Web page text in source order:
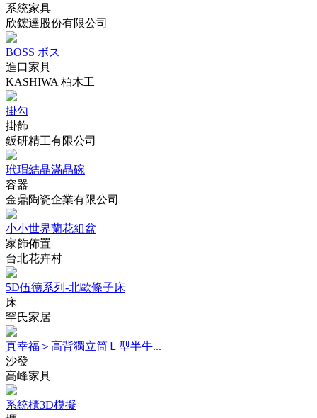
系統家具
欣鋐達股份有限公司
BOSS ボス
進口家具
KASHIWA 柏木工
掛勾
掛飾
鈑研精工有限公司
玳瑁結晶滿晶碗
容器
金鼎陶瓷企業有限公司
小小世界蘭花組盆
家飾佈置
台北花卉村
5D伍德系列-北歐條子床
床
罕氏家居
真幸福＞高背獨立筒Ｌ型半牛...
沙發
高峰家具
系統櫃3D模擬